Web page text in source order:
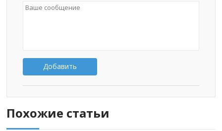
Добавить
Похожие статьи